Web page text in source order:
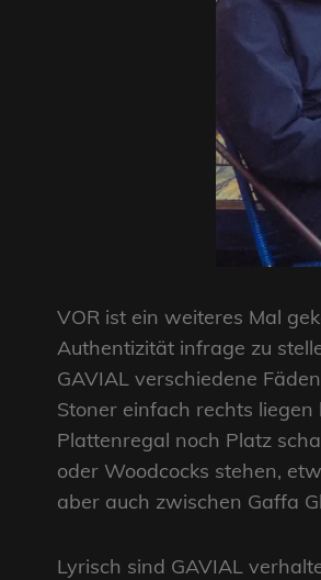
VOR ist ein weiteres Mal
Authentizität infrage zu
GAVIAL verschiedene
Stoner einfach rechts
Plattenregal noch Platz
oder Woodcocks stehen,
aber auch zwischen Gaffa
Lyrisch sind GAVIAL